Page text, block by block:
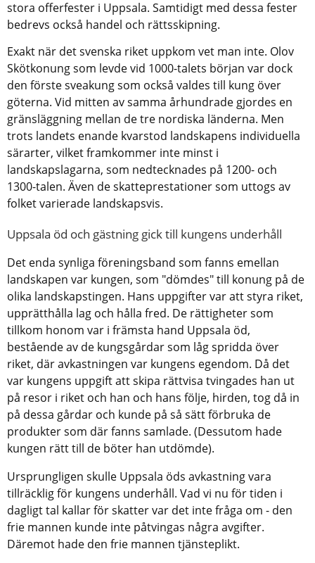
stora offerfester i Uppsala. Samtidigt med dessa fester
bedrevs också handel och rättsskipning.
Exakt när det svenska riket uppkom vet man inte. Olov
Skötkonung som levde vid 1000-talets början var dock
den förste sveakung som också valdes till kung över
göterna. Vid mitten av samma århundrade gjordes en
gränsläggning mellan de tre nordiska länderna. Men
trots landets enande kvarstod landskapens individuella
särarter, vilket framkommer inte minst i
landskapslagarna, som nedtecknades på 1200- och
1300-talen. Även de skatteprestationer som uttogs av
folket varierade landskapsvis.
Uppsala öd och gästning gick till kungens underhåll
Det enda synliga föreningsband som fanns emellan
landskapen var kungen, som "dömdes" till konung på de
olika landskapstingen. Hans uppgifter var att styra riket,
upprätthålla lag och hålla fred. De rättigheter som
tillkom honom var i främsta hand Uppsala öd,
bestående av de kungsgårdar som låg spridda över
riket, där avkastningen var kungens egendom. Då det
var kungens uppgift att skipa rättvisa tvingades han ut
på resor i riket och han och hans följe, hirden, tog då in
på dessa gårdar och kunde på så sätt förbruka de
produkter som där fanns samlade. (Dessutom hade
kungen rätt till de böter han utdömde).
Ursprungligen skulle Uppsala öds avkastning vara
tillräcklig för kungens underhåll. Vad vi nu för tiden i
dagligt tal kallar för skatter var det inte fråga om - den
frie mannen kunde inte påtvingas några avgifter.
Däremot hade den frie mannen tjänsteplikt.